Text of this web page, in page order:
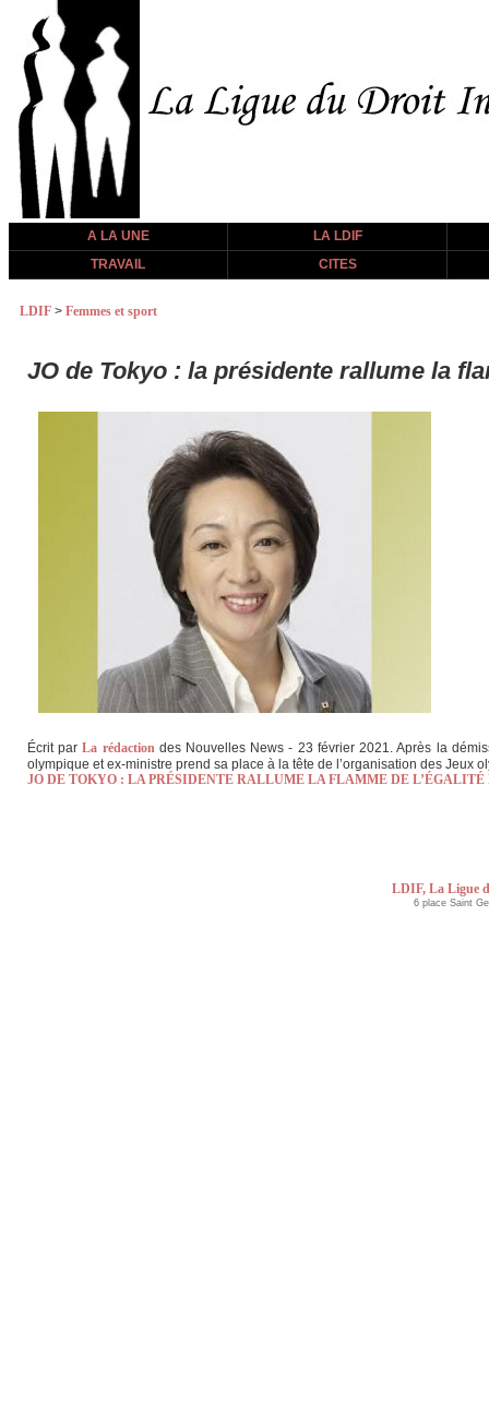
A LA UNE
LA LDIF
TRAVAIL
CITES
LDIF > Femmes et sport
JO de Tokyo : la présidente rallume la
Écrit parLa rédactiondes Nouvelles News - 23 février 2021. Après la
olympique et ex-ministre prend sa place à la tête de l’organisation des Jeux
JO DE TOKYO : LA PRÉSIDENTE RALLUME LA FLAMME DE L’ÉGALITÉ
LDIF, La Ligue
6 place Saint